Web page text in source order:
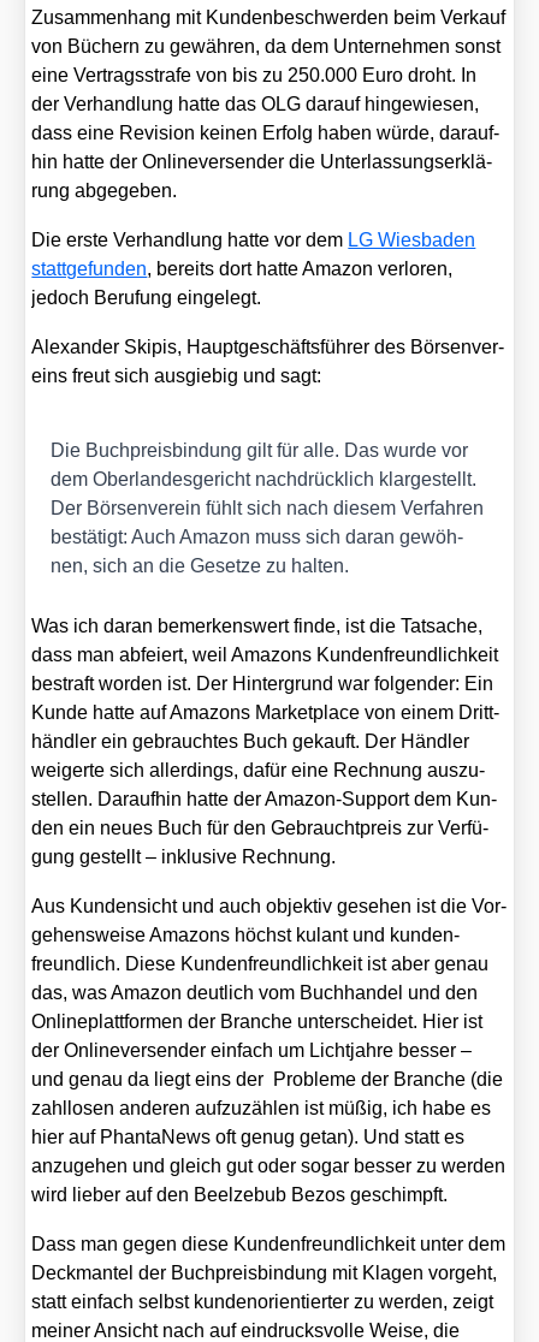
Zusam­men­hang mit Kun­den­be­schwer­den beim Ver­kauf
von Büchern zu gewäh­ren, da dem Unter­neh­men sonst
eine Ver­trags­stra­fe von bis zu 250.000 Euro droht. In
der Ver­hand­lung hat­te das OLG dar­auf hin­ge­wie­sen,
dass eine Revi­si­on kei­nen Erfolg haben wür­de, dar­auf­
hin hat­te der Onlin­ever­sen­der die Unter­las­sungs­er­klä­
rung abge­ge­ben.
Die ers­te Ver­hand­lung hat­te vor dem LG Wies­ba­den
statt­ge­fun­den, bereits dort hat­te Ama­zon ver­lo­ren,
jedoch Beru­fung ein­ge­legt.
Alex­an­der Ski­pis, Haupt­ge­schäfts­füh­rer des Bör­sen­ver­
eins freut sich aus­gie­big und sagt:
Die Buch­preis­bin­dung gilt für alle. Das wur­de vor
dem Ober­lan­des­ge­richt nach­drück­lich klar­ge­stellt.
Der Bör­sen­ver­ein fühlt sich nach die­sem Ver­fah­ren
bestä­tigt: Auch Ama­zon muss sich dar­an gewöh­
nen, sich an die Geset­ze zu hal­ten.
Was ich dar­an bemer­kens­wert fin­de, ist die Tat­sa­che,
dass man abfei­ert, weil Ama­zons Kun­den­freund­lich­keit
bestraft wor­den ist. Der Hin­ter­grund war fol­gen­der: Ein
Kun­de hat­te auf Ama­zons Mar­ket­place von einem Dritt­
händ­ler ein gebrauch­tes Buch gekauft. Der Händ­ler
wei­ger­te sich aller­dings, dafür eine Rech­nung aus­zu­
stel­len. Dar­auf­hin hat­te der Ama­zon-Sup­port dem Kun­
den ein neu­es Buch für den Gebraucht­preis zur Ver­fü­
gung gestellt – inklu­si­ve Rech­nung.
Aus Kun­den­sicht und auch objek­tiv gese­hen ist die Vor­
ge­hens­wei­se Ama­zons höchst kulant und kun­den­
freund­lich. Die­se Kun­den­freund­lich­keit ist aber genau
das, was Ama­zon deut­lich vom Buch­han­del und den
Online­platt­for­men der Bran­che unter­schei­det. Hier ist
der Onlin­ever­sen­der ein­fach um Licht­jah­re bes­ser –
und genau da liegt eins der Pro­ble­me der Bran­che (die
zahl­lo­sen ande­ren auf­zu­zäh­len ist müßig, ich habe es
hier auf Phan­ta­News oft genug getan). Und statt es
anzu­ge­hen und gleich gut oder sogar bes­ser zu wer­den
wird lie­ber auf den Beel­ze­bub Bezos geschimpft.
Dass man gegen die­se Kun­den­freund­lich­keit unter dem
Deck­man­tel der Buch­preis­bin­dung mit Kla­gen vor­geht,
statt ein­fach selbst kun­den­ori­en­tier­ter zu wer­den, zeigt
mei­ner Ansicht nach auf ein­drucks­vol­le Wei­se, die